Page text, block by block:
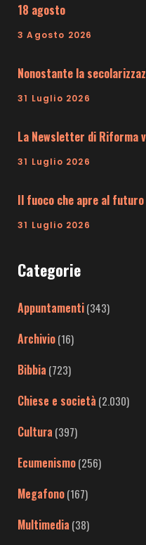
18 agosto
3 Agosto 2026
Nonostante la
31 Luglio 2026
La Newsletter di Riforma
31 Luglio 2026
Il fuoco che apre al futuro
31 Luglio 2026
Categorie
Appuntamenti(343)
Archivio(16)
Bibbia (723)
Chiese e società (2.030)
Cultura (397)
Ecumenismo(256)
Megafono(167)
Multimedia (38)